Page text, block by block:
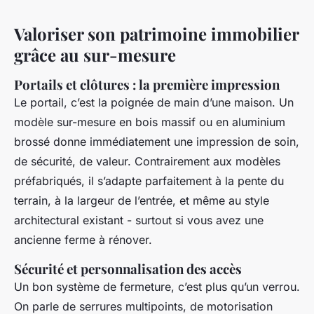
Valoriser son patrimoine immobilier
grâce au sur-mesure
Portails et clôtures : la première impression
Le portail, c’est la poignée de main d’une maison. Un
modèle sur-mesure en bois massif ou en aluminium
brossé donne immédiatement une impression de soin,
de sécurité, de valeur. Contrairement aux modèles
préfabriqués, il s’adapte parfaitement à la pente du
terrain, à la largeur de l’entrée, et même au style
architectural existant - surtout si vous avez une
ancienne ferme à rénover.
Sécurité et personnalisation des accès
Un bon système de fermeture, c’est plus qu’un verrou.
On parle de serrures multipoints, de motorisation